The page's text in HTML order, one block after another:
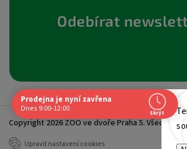
Odebírat
Copyright 2026 ZOO ve dvoře Praha 5. Všechna
Upravit nastavení cookies
Prodejna je nyní zavřena
Dnes 9:00-12:00 Skrýt
Navštivte nás osobně
Čas